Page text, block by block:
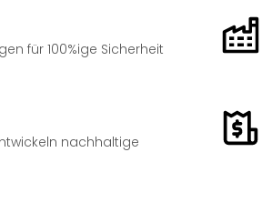
für 100%ige Sicherheit
nachhaltige